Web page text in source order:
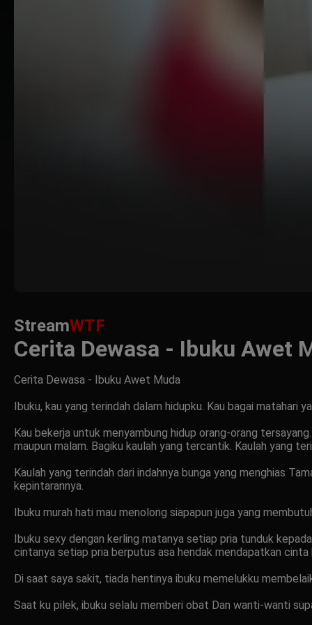
StreamWTF
Cerita Dewasa - Ibuku Awet
Cerita Dewasa - Ibuku Awet Muda
Ibuku, kau yang terindah dalam hidupku. Kau bagai matahari
Kau bekerja untuk menyambung hidup orang-orang
maupun malam. Bagiku kaulah yang tercantik. Kaulah yang
Kaulah yang terindah dari indahnya bunga yang menghias
kepintarannya.
Ibuku murah hati mau menolong siapapun juga yang
Ibuku sexy dengan kerling matanya setiap pria tunduk
cintanya setiap pria berputus asa hendak mendapatkan cinta
Di saat saya sakit, tiada hentinya ibuku memelukku
Saat ku pilek, ibuku selalu memberi obat Dan wanti-wanti